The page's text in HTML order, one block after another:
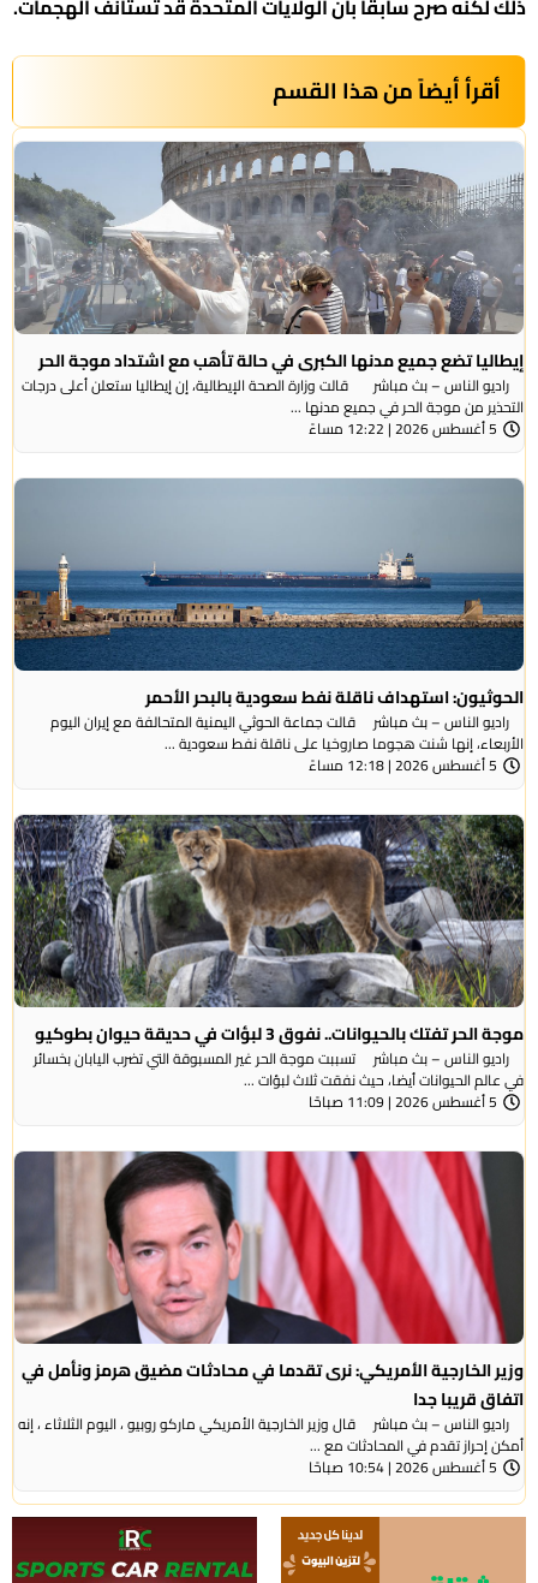
ذلك ​لكنه صرح سابقا بأن الولايات المتحدة قد تستأنف الهجمات.
أقرأ أيضاً من هذا القسم
إيطاليا تضع جميع مدنها الكبرى في حالة تأهب مع اشتداد موجة الحر
راديو الناس – بث مباشر قالت وزارة الصحة الإيطالية، إن إيطاليا ستعلن أعلى درجات
التحذير من موجة ​الحر في جميع مدنها ...
5 أغسطس 2026 | 12:22 مساءً
الحوثيون: استهداف ناقلة نفط سعودية بالبحر الأحمر
راديو الناس – بث مباشر قالت جماعة الحوثي ​اليمنية المتحالفة ​مع إيران اليوم
الأربعاء، ⁠إنها شنت ​هجوما صاروخيا على ​ناقلة نفط سعودية ...
5 أغسطس 2026 | 12:18 مساءً
موجة الحر تفتك بالحيوانات.. نفوق 3 لبؤات في حديقة حيوان بطوكيو
راديو الناس – بث مباشر تسببت موجة الحر غير المسبوقة التي تضرب اليابان بخسائر
في عالم الحيوانات أيضا، حيث نفقت ثلاث لبؤات ...
5 أغسطس 2026 | 11:09 صباحًا
وزير الخارجية الأمريكي: نرى تقدما في محادثات مضيق هرمز ونأمل في
اتفاق قريبا جدا
راديو الناس – بث مباشر قال وزير الخارجية الأمريكي ماركو روبيو ، اليوم الثلاثاء ، إنه
أمكن إحراز تقدم في المحادثات مع ...
5 أغسطس 2026 | 10:54 صباحًا